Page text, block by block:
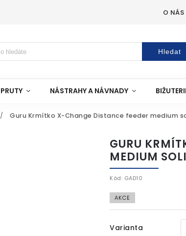
O NÁS
Hledat
PRUTY NÁSTRAHY A NÁVNADY
/ Guru Krmítko X-Change Distance feeder medium
GURU
MEDIUM
Kód: GAD10
AKCE
Varianta